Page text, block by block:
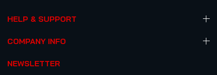
HELP & SUPPORT
COMPANY INFO
NEWSLETTER